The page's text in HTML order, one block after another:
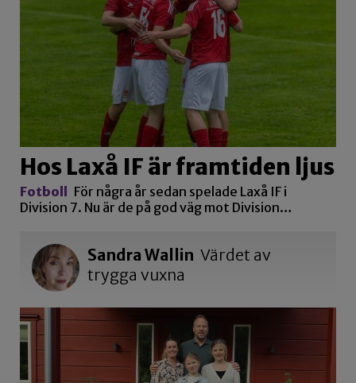
Hos Laxå IF är framtiden ljus
Fotboll För några år sedan spelade Laxå IF i
Division 7. Nu är de på god väg mot Division…
Sandra Wallin Värdet av
trygga vuxna